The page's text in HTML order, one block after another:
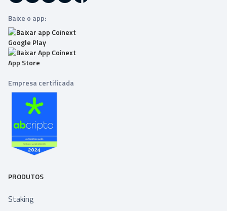
Baixe o app:
Empresa certificada
PRODUTOS
Staking